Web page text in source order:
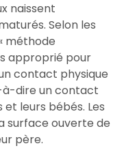
naissent
Selon les
méthode
approprié pour
contact physique
à-dire un contact
leurs bébés. Les
surface ouverte de
père.